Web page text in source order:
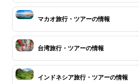
マカオ旅行・ツアーの情報
台湾旅行・ツアーの情報
インドネシア旅行・ツアーの情報